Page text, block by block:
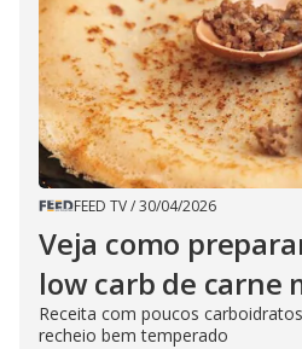
FEED TV/30/04/2026
Veja como
low carb de carne
Receita com poucos
recheio bem temperado